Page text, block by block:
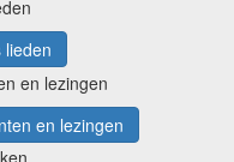
lieden
en lezingen